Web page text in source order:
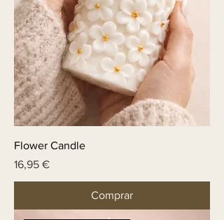
Flower Candle
Price
16,95 €
Comprar